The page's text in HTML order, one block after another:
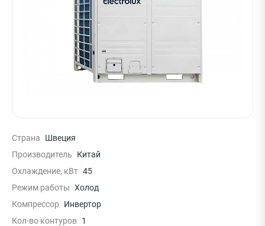
Страна
Швеция
Производитель
Китай
Охлаждение, кВт 45
Режим работы Холод
Компрессор
Инвертор
Кол-во контуров 1